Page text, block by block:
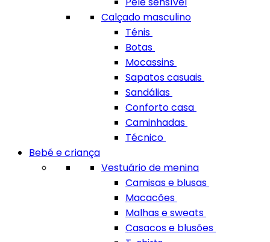
Calçado masculino
Ténis
Botas
Mocassins
Sapatos casuais
Sandálias
Conforto casa
Caminhadas
Técnico
Bebé e criança
Vestuário de menina
Camisas e blusas
Macacões
Malhas e sweats
Casacos e blusões